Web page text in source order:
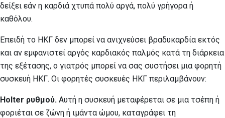
δείξει εάν η καρδιά χτυπά πολύ αργά, πολύ γρήγορα ή
καθόλου.
Επειδή το ΗΚΓ δεν μπορεί να ανιχνεύσει βραδυκαρδία εκτός
και αν εμφανιστεί αργός καρδιακός παλμός κατά τη διάρκεια
της εξέτασης, ο γιατρός μπορεί να σας συστήσει μια φορητή
συσκευή ΗΚΓ. Οι φορητές συσκευές ΗΚΓ περιλαμβάνουν:
Holter ρυθμού. Αυτή η συσκευή μεταφέρεται σε μια τσέπη ή
φοριέται σε ζώνη ή ιμάντα ώμου, καταγράφει τη